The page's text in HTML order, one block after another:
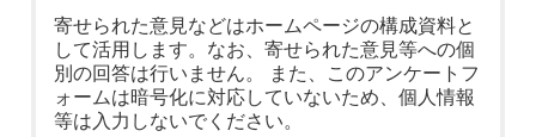
寄せられた意見などはホームページの構成資料と
して活用します。なお、寄せられた意見等への個
別の回答は行いません。 また、このアンケートフ
ォームは暗号化に対応していないため、個人情報
等は入力しないでください。